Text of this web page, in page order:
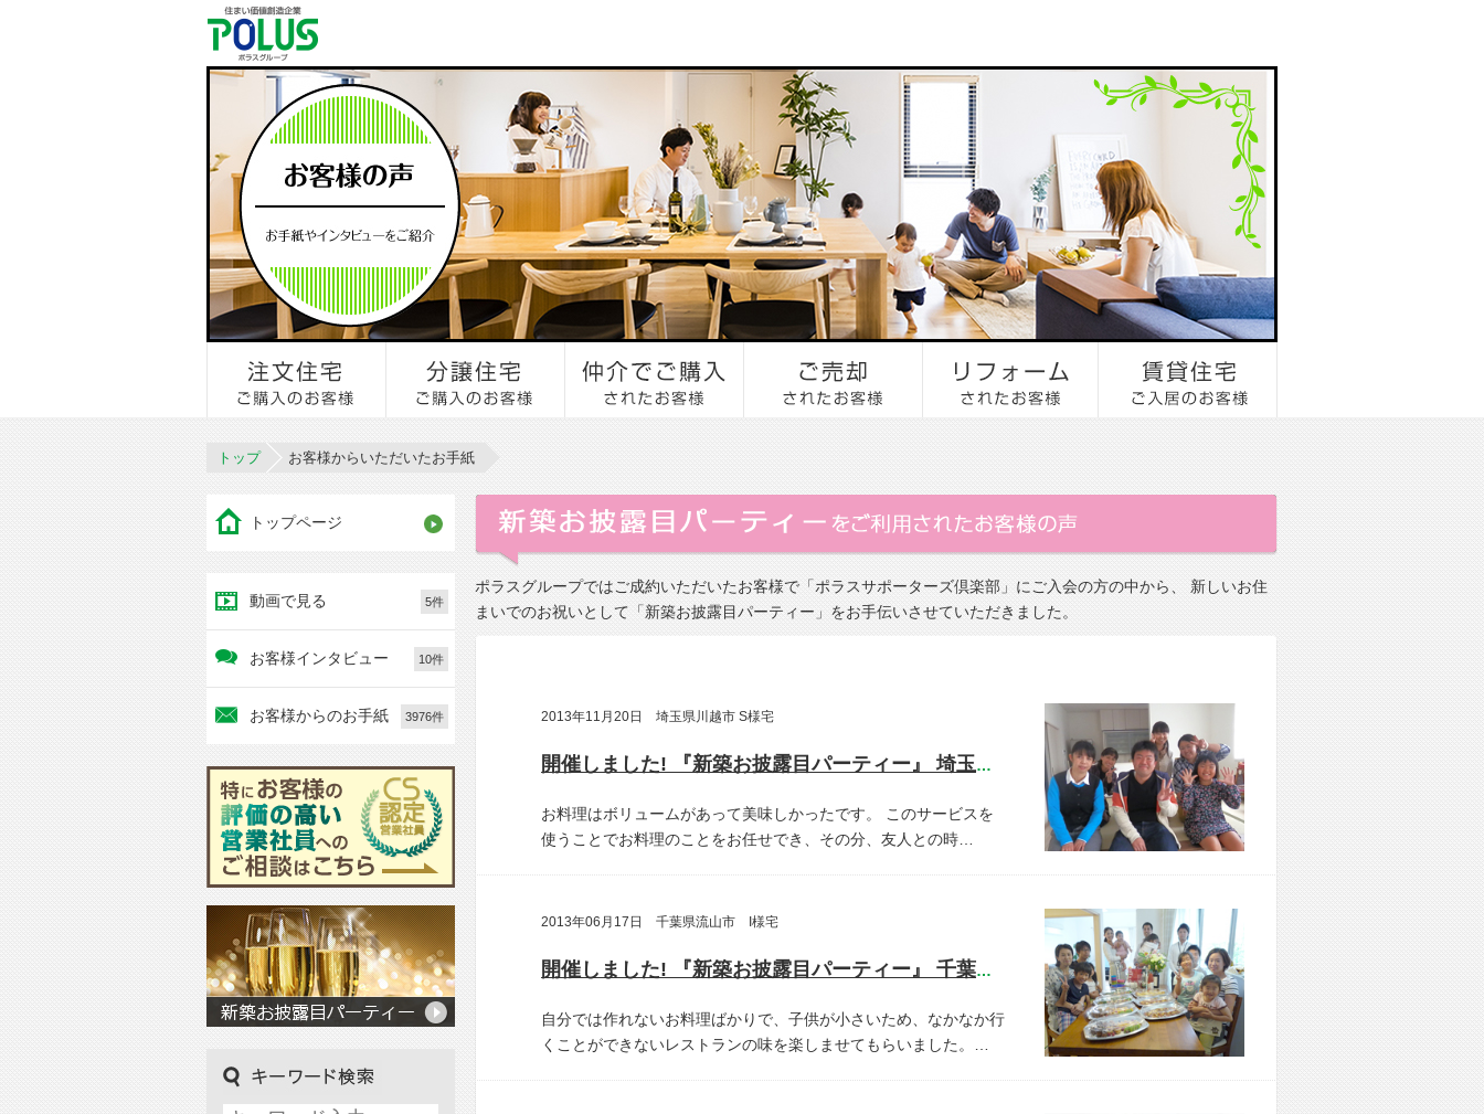
トップ お客様からいただいたお手紙
ポラスグループではご成約いただいたお客様で「ポラスサポーターズ倶楽部」にご入会の方の中から、 新しいお住
まいでのお祝いとして「新築お披露目パーティー」をお手伝いさせていただきました。
2013年11月20日 埼玉県川越市 S様宅
開催しました! 『新築お披露目パーティー』 埼玉県川越市 S様宅
お料理はボリュームがあって美味しかったです。
このサービスを
使うことでお料理のことをお任せでき、その分、友人との時…
2013年06月17日 千葉県流山市 I様宅
開催しました! 『新築お披露目パーティー』 千葉県流山市 I様宅
自分では作れないお料理ばかりで、子供が小さいため、なかなか行
くことができないレストランの味を楽しませてもらいました。…
トップページ
動画で見る 5件
お客様インタビュー 10件
お客様からのお手紙 3976件